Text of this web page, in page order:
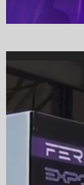
Player